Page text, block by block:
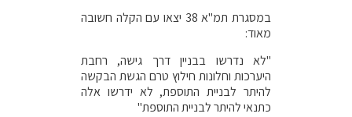
במסגרת תמ"א 38 יצאו עם הקלה חשובה
מאוד:
"לא נדרשו בבניין דרך גישה, רחבת
היערכות וחלונות חילוץ טרם הגשת הבקשה
להיתר לבניית התוספת, לא ידרשו אלה
כתנאי להיתר לבניית התוספת"